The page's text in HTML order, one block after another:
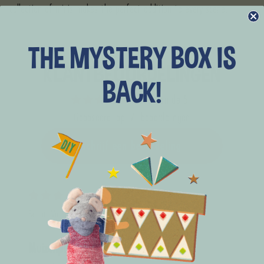
collection of minis makes the perfect addition to every scene.
KLANTBEOORDELINGEN
5.00 van de 5
schrijf een beoordeling
09/05/2026
Bernita Van leeuwen
Muizenpatroon
THE MYSTERY BOX IS
BACK!